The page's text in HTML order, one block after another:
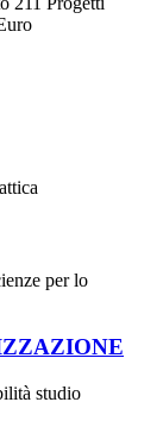
per lo
studio